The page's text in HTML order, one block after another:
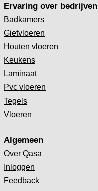
Ervaring over bedrijven
Badkamers
Gietvloeren
Houten vloeren
Keukens
Laminaat
Pvc vloeren
Tegels
Vloeren
Algemeen
Over Qasa
Inloggen
Feedback